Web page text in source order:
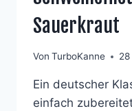
Sauerkraut
Von TurboKanne
Ein deutscher
einfach